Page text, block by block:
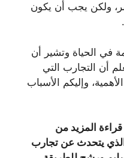
ولكن يجب أن يكون
في الحياة وتشير أن
أن التجارب التي
وإليكم الأسباب
قراءة المزيد من
الذي يتحدث عن تجارب